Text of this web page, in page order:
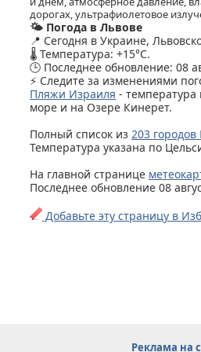
дорогах, ультрафиолетовое
🌤️ Погода в Львове
📍 Сегодня в Украине,
🌡️ Температура: +15°C.
🕒 Последнее обновление: 08
⚡ Следите за изменениями
Пляжи Израиля -
море и на Озере Кинерет.
Полный список из 203
Температура указана по
На главной странице
Последнее обновление 08
Добавьте эту страницу в
Реклама на